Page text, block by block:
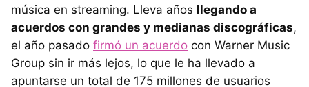
música en streaming. Lleva años llegando a
acuerdos con grandes y medianas discográficas,
el año pasado firmó un acuerdo con Warner Music
Group sin ir más lejos, lo que le ha llevado a
apuntarse un total de 175 millones de usuarios